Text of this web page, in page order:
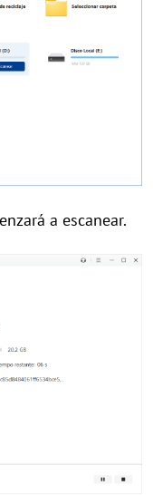
a escanear.